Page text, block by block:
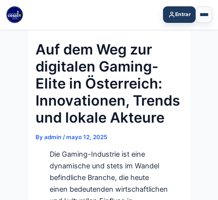
Skip
content
Entrar
Auf dem Weg zur
digitalen Gaming-
Elite in Österreich:
Innovationen, Trends
und lokale Akteure
By admin /mayo 12, 2025
Die Gaming-Industrie ist eine
dynamische und stets im Wandel
befindliche Branche, die heute
einen bedeutenden wirtschaftlichen